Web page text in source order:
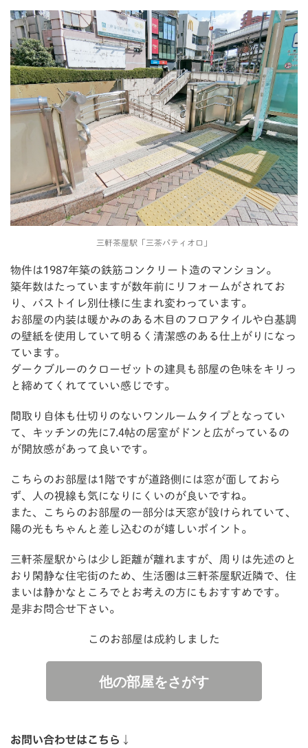
三軒茶屋駅「三茶パティオ口」
物件は1987年築の鉄筋コンクリート造のマンション。
築年数はたっていますが数年前にリフォームがされてお
り、バストイレ別仕様に生まれ変わっています。
お部屋の内装は暖かみのある木目のフロアタイルや白基調
の壁紙を使用していて明るく清潔感のある仕上がりになっ
ています。
ダークブルーのクローゼットの建具も部屋の色味をキリっ
と締めてくれてていい感じです。
間取り自体も仕切りのないワンルームタイプとなってい
て、キッチンの先に7.4帖の居室がドンと広がっているの
が開放感があって良いです。
こちらのお部屋は1階ですが道路側には窓が面しておら
ず、人の視線も気になりにくいのが良いですね。
また、こちらのお部屋の一部分は天窓が設けられていて、
陽の光もちゃんと差し込むのが嬉しいポイント。
三軒茶屋駅からは少し距離が離れますが、周りは先述のと
おり閑静な住宅街のため、生活圏は三軒茶屋駅近隣で、住
まいは静かなところでとお考えの方にもおすすめです。
是非お問合せ下さい。
このお部屋は成約しました
他の部屋をさがす
お問い合わせはこちら↓